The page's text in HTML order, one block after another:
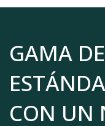
GAMA
CON UN